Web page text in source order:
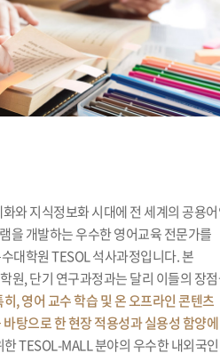
와 지식정보화 시대에 전 세계의 공용
을 개발하는 우수한 영어교육 전문가를
대학원 TESOL 석사과정입니다. 본
원, 단기 연구과정과는 달리 이들의 장
, 영어 교수 학습 및 온 오프라인 콘텐츠
탕으로 한 현장 적용성과 실용성 함양에
TESOL-MALL 분야의 우수한 내외국인